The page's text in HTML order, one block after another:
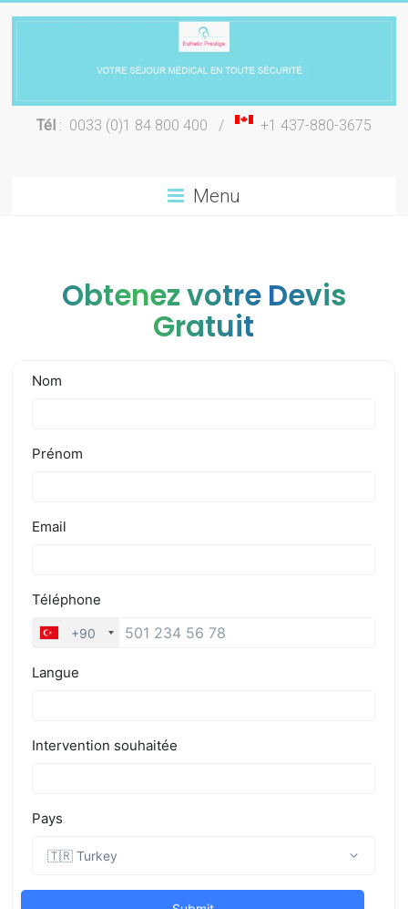
Chirurgie
Tél: 0033 (0)1 84 800 400 / +1 437-880-3675
Menu
Obtenez votre Devis
Gratuit